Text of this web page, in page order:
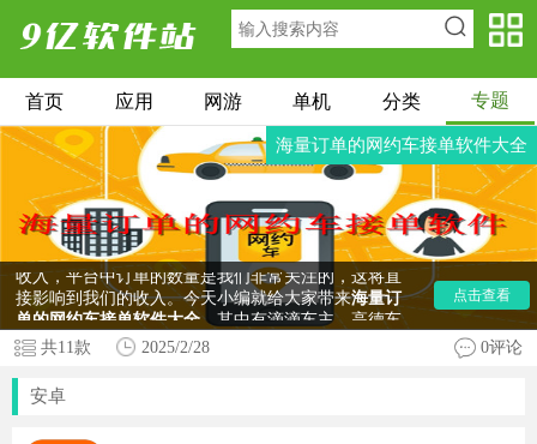
首页 应用 网游 单机 分类 专题
海量订单的网约车接单软件大全
很多朋友会选择在下班时间来兼职网约车司机来增加
收入，平台中订单的数量是我们非常关注的，这将直
接影响到我们的收入。今天小编就给大家带来海量订
单的网约车接单软件大全 ，其中有滴滴车主、高德车
主、t3出行车主等，在这些软件中都有着海量的订
单，它们可以很好的帮助你提升收入。有需要的朋友
快来下载软件使用吧。
点击查看
共11款 2025/2/28 0评论
安卓